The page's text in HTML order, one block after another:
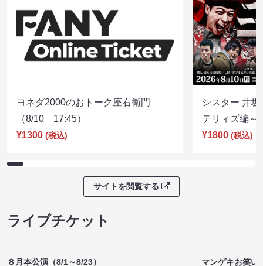
ヨネダ2000のおトーク座右衛門
（8/10 17:45）
¥1300 (税込)
シスター 井
テリィズ編
¥1800 (税込)
サイトを閲覧する
ライブチケット